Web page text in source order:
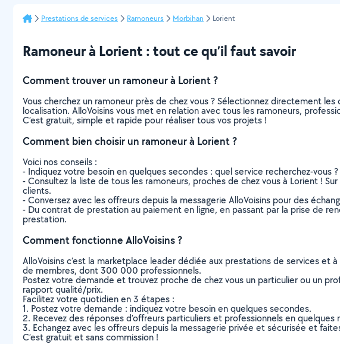
Prestations de services Ramoneurs Morbihan Lorient
Ramoneur à Lorient : tout ce qu’il faut savoir
Comment trouver un ramoneur à Lorient ?
Vous cherchez un ramoneur près de chez vous ? Sélectionnez directement
localisation. AlloVoisins vous met en relation avec tous les ramoneurs,
C’est gratuit, simple et rapide pour réaliser tous vos projets !
Comment bien choisir un ramoneur à Lorient ?
Voici nos conseils :
- Indiquez votre besoin en quelques secondes : quel service recherchez-
- Consultez la liste de tous les ramoneurs, proches de chez vous à Lorient !
clients.
- Conversez avec les offreurs depuis la messagerie AlloVoisins pour des
- Du contrat de prestation au paiement en ligne, en passant par la prise de
prestation.
Comment fonctionne AlloVoisins ?
AlloVoisins c’est la marketplace leader dédiée aux prestations de services
de membres, dont 300 000 professionnels.
Postez votre demande et trouvez proche de chez vous un particulier ou un
rapport qualité/prix.
Facilitez votre quotidien en 3 étapes :
1. Postez votre demande : indiquez votre besoin en quelques secondes.
2. Recevez des réponses d’offreurs particuliers et professionnels en quelques
3. Echangez avec les offreurs depuis la messagerie privée et sécurisée et
C’est gratuit et sans commission !